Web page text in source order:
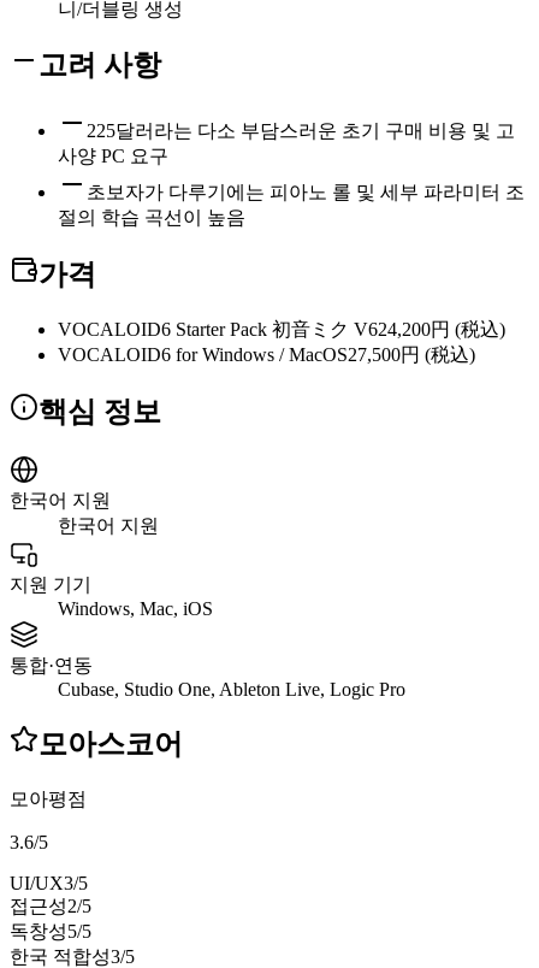
니/더블링 생성
고려 사항
225달러라는 다소 부담스러운 초기 구매 비용 및 고
사양 PC 요구
초보자가 다루기에는 피아노 롤 및 세부 파라미터 조
절의 학습 곡선이 높음
가격
VOCALOID6 Starter Pack 初音ミク V624,200円 (税込)
VOCALOID6 for Windows / MacOS27,500円 (税込)
핵심 정보
한국어 지원
한국어 지원
지원 기기
Windows, Mac, iOS
통합·연동
Cubase, Studio One, Ableton Live, Logic Pro
모아스코어
모아평점
3.6/5
UI/UX3/5
접근성2/5
독창성5/5
한국 적합성3/5